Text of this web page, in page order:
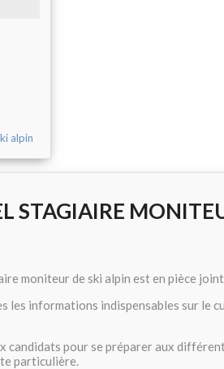
alpin
STAGIAIRE
moniteur de ski alpin est en pièce
les informations indispensables sur le
candidats pour se préparer aux
particulière.